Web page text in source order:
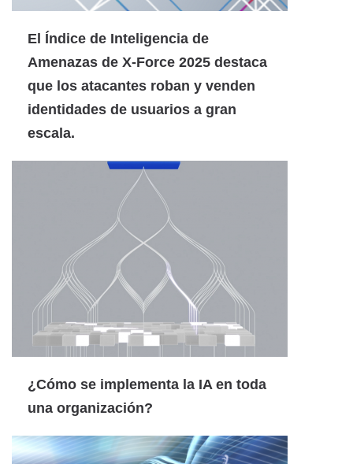
El Índice de Inteligencia de
Amenazas de X-Force 2025 destaca
que los atacantes roban y venden
identidades de usuarios a gran
escala.
¿Cómo se implementa la IA en toda
una organización?